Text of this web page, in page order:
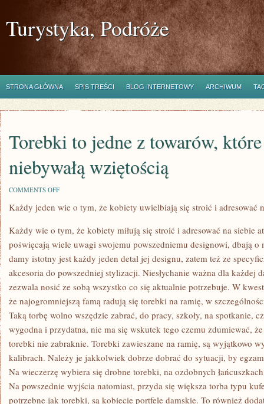
Turystyka, Podróże
STRONA GŁÓWNA SPIS TREŚCI BLOG INTERNETOWY ARCHIWUM
Torebki to jedne z towarów,
niebywałą wziętością
COMMENTS OFFON
TO
TOWARÓW,
KTÓRE
SIĘ
NIEBYWAŁĄ
WZIĘTOŚCIĄ
Każdy jeden wie o tym, że kobiety uwielbiają się stroić i adresować
Każdy wie o tym, że kobiety miłują się stroić i adresować na siebie
poświęcają wiele uwagi swojemu powszedniemu designowi, dbają
damy istotny jest każdy jeden detal jej designu, zatem też ze
akcesoria do powszedniej stylizacji. Niesłychanie ważna dla każdej
zezwala nosić ze sobą wszystko co się aktualnie potrzebuje. W
że najogromniejszą famą radują się torebki na ramię, w
Taką torbę wolno wszędzie zabrać, do pracy, szkoły, na spotkanie,
wygodna i przydatna, nie ma się wskutek tego czemu zdumiewać,
torebki nie zabraknie. Torebki zawieszane na ramię, są wyjątkowo
kalibrach. Należy je jakkolwiek dobrze dobrać do sytuacji, by
Na wieczerzę wybiera się drobne torebki, na ozdobnych
Na powszednie wyjścia natomiast, przyda się większa torba typu
potrzebne jak torebki, są kobiecie portfele damskie. To również